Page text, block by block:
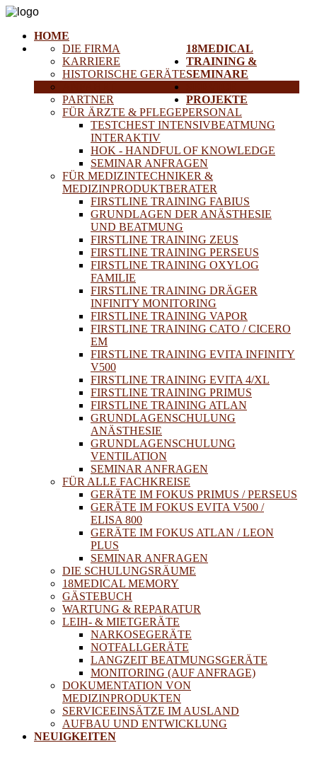
HOME
18MEDICAL
DIE FIRMA
KARRIERE
HISTORISCHE GERÄTE
PARTNER
TRAINING &
SEMINARE
FÜR ÄRZTE & PFLEGEPERSONAL
TESTCHEST INTENSIVBEATMUNG
INTERAKTIV
HOK - HANDFUL OF KNOWLEDGE
SEMINAR ANFRAGEN
FÜR MEDIZINTECHNIKER &
MEDIZINPRODUKTBERATER
FIRSTLINE TRAINING FABIUS
GRUNDLAGEN DER ANÄSTHESIE
UND BEATMUNG
FIRSTLINE TRAINING ZEUS
FIRSTLINE TRAINING PERSEUS
FIRSTLINE TRAINING OXYLOG
FAMILIE
FIRSTLINE TRAINING DRÄGER
INFINITY MONITORING
FIRSTLINE TRAINING VAPOR
FIRSTLINE TRAINING CATO / CICERO
EM
FIRSTLINE TRAINING EVITA INFINITY
V500
FIRSTLINE TRAINING EVITA 4/XL
FIRSTLINE TRAINING PRIMUS
FIRSTLINE TRAINING ATLAN
GRUNDLAGENSCHULUNG
ANÄSTHESIE
GRUNDLAGENSCHULUNG
VENTILATION
SEMINAR ANFRAGEN
FÜR ALLE FACHKREISE
GERÄTE IM FOKUS PRIMUS / PERSEUS
GERÄTE IM FOKUS EVITA V500 /
ELISA 800
GERÄTE IM FOKUS ATLAN / LEON
PLUS
SEMINAR ANFRAGEN
DIE SCHULUNGSRÄUME
18MEDICAL MEMORY
GÄSTEBUCH
WARTUNG & REPARATUR
LEIH- & MIETGERÄTE
NARKOSEGERÄTE
NOTFALLGERÄTE
LANGZEIT BEATMUNGSGERÄTE
MONITORING (AUF ANFRAGE)
DOKUMENTATION VON
MEDIZINPRODUKTEN
PROJEKTE
SERVICEEINSÄTZE IM AUSLAND
AUFBAU UND ENTWICKLUNG
NEUIGKEITEN